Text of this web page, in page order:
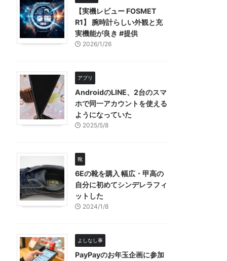
【実機レビュー FOSMET
R1】 腕時計らしい外観と充
実機能が良き #提供
2026/1/26
アプリ
AndroidのLINE、2台のスマ
ホで同一アカウントを使える
ようになっていた
2025/5/8
靴
6Eの靴を購入 幅広・甲高の
自分に初めてシンデレラフィ
ットした
2024/1/8
よしなし事
PayPayのお年玉企画に参加